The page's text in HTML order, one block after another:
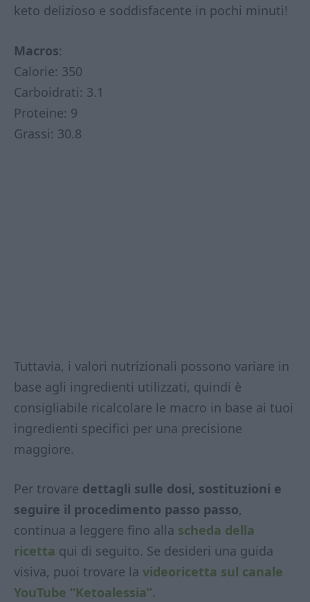
keto delizioso e soddisfacente in pochi minuti!
Macros:
Calorie: 350
Carboidrati: 3.1
Proteine: 9
Grassi: 30.8
Tuttavia, i valori nutrizionali possono variare in
base agli ingredienti utilizzati, quindi è
consigliabile ricalcolare le macro in base ai tuoi
ingredienti specifici per una precisione
maggiore.
Per trovare dettagli sulle dosi, sostituzioni e
seguire il procedimento passo passo,
continua a leggere fino alla scheda della
ricetta qui di seguito. Se desideri una guida
visiva, puoi trovare la videoricetta sul canale
YouTube “Ketoalessia”.